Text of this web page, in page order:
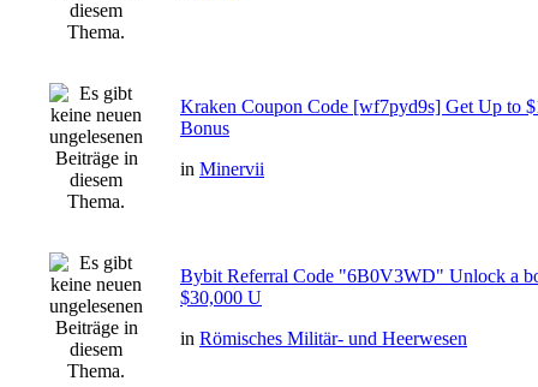
Kraken Coupon Code [wf7pyd9s] Get Up to
Bonus
in Minervii
Bybit Referral Code "6B0V3WD" Unlock a
$30,000 U
in Römisches Militär- und Heerwesen